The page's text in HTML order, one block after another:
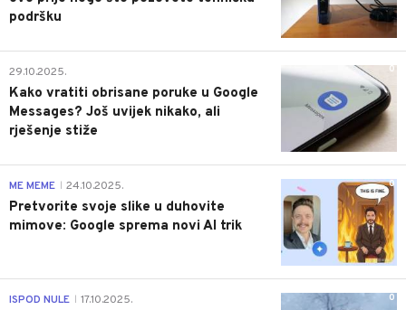
podršku
0
29.10.2025.
Kako vratiti obrisane poruke u Google
Messages? Još uvijek nikako, ali
rješenje stiže
0
ME MEME 24.10.2025.
Pretvorite svoje slike u duhovite
mimove: Google sprema novi AI trik
0
ISPOD NULE 17.10.2025.